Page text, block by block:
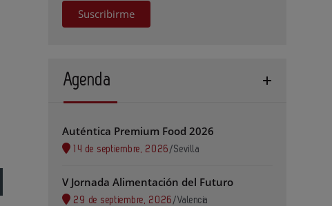
Suscribirme
Agenda
Auténtica Premium Food 2026
14 de septiembre, 2026 /Sevilla
V Jornada Alimentación del Futuro
29 de septiembre, 2026 /Valencia